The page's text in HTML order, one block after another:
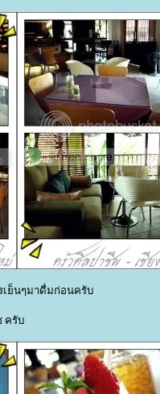
เย็นๆมาดื่มก่อนครับ
ครับ